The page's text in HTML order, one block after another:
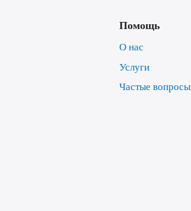
Помощь
О нас
Услуги
Частые вопросы